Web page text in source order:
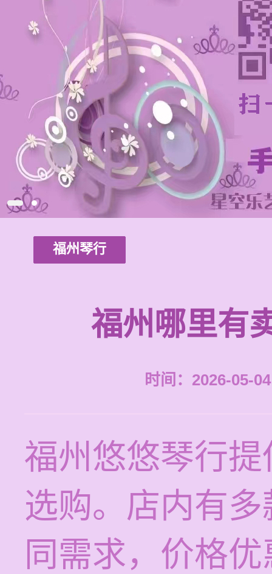
福州琴行
福州哪里有
时间：2026-05-
福州悠悠琴行
选购。店内有
同需求，价格